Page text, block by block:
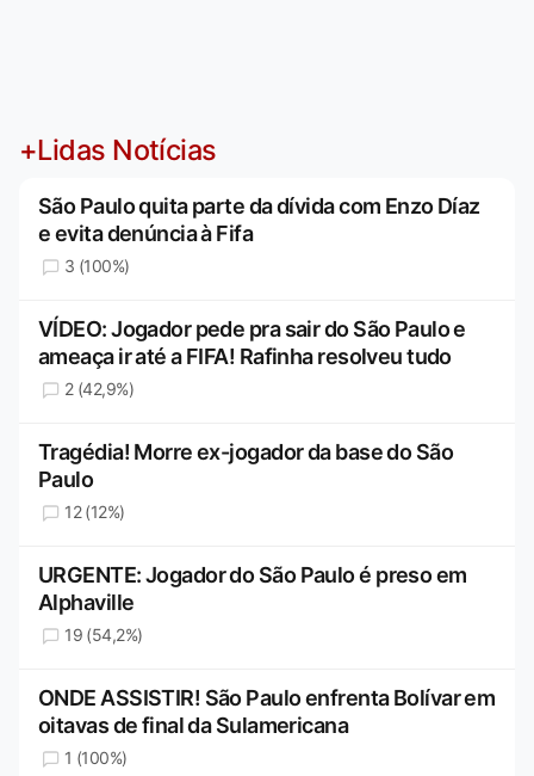
+Lidas Notícias
São Paulo quita parte da dívida com Enzo Díaz
e evita denúncia à Fifa
3 (100%)
VÍDEO: Jogador pede pra sair do São Paulo e
ameaça ir até a FIFA! Rafinha resolveu tudo
2 (42,9%)
Tragédia! Morre ex-jogador da base do São
Paulo
12 (12%)
URGENTE: Jogador do São Paulo é preso em
Alphaville
19 (54,2%)
ONDE ASSISTIR! São Paulo enfrenta Bolívar em
oitavas de final da Sulamericana
1 (100%)